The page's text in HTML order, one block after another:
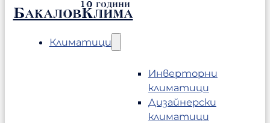
БакаловКлима
Климатици
Инверторни
климатици
Дизайнерски
климатици